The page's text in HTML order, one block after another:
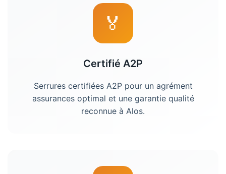
🏅
Certifié A2P
Serrures certifiées A2P pour un agrément
assurances optimal et une garantie qualité
reconnue à Alos.